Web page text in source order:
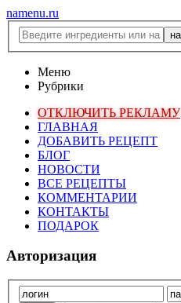
namenu.ru
Меню
Рубрики
ОТКЛЮЧИТЬ РЕКЛАМУ
ГЛАВНАЯ
ДОБАВИТЬ РЕЦЕПТ
БЛОГ
НОВОСТИ
ВСЕ РЕЦЕПТЫ
КОММЕНТАРИИ
КОНТАКТЫ
ПОДАРОК
Авторизация